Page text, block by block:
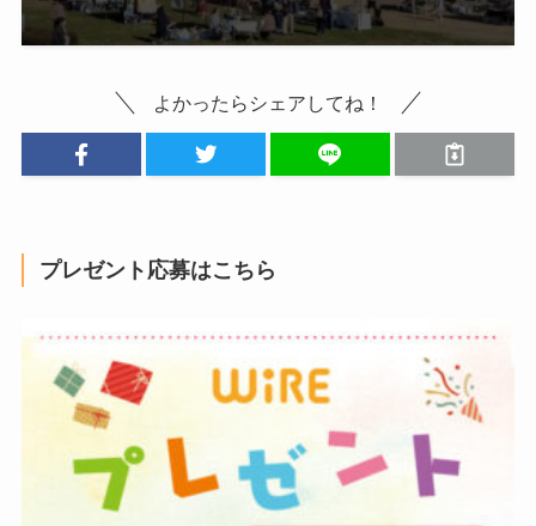
よかったらシェアしてね！
プレゼント応募はこちら